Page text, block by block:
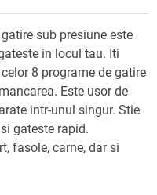
sub presiune este
in locul tau. Iti
8 programe de gatire
Este usor de
intr-unul singur. Stie
gateste rapid.
fasole, carne, dar si